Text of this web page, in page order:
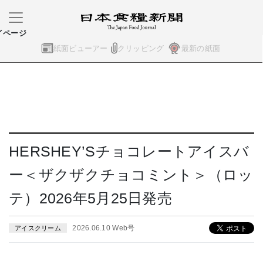
紙面ビューアー クリッピング 最新の紙面
ページ
HERSHEY’Sチョコレートアイスバ
ー＜ザクザクチョコミント＞（ロッ
テ）2026年5月25日発売
アイスクリーム 2026.06.10 Web号